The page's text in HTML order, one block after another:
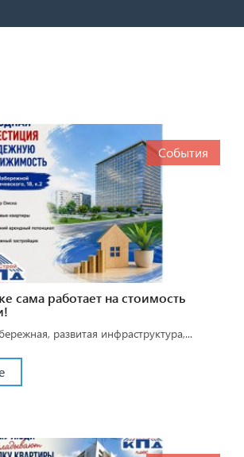
События
сама работает на стоимость
развитая инфраструктура,...